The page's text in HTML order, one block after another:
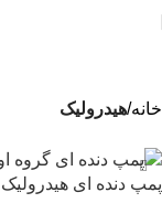
خانه هیدرولیک
پمپ دنده ای